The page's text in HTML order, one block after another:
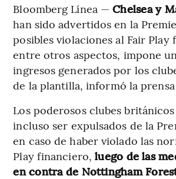
Bloomberg Línea —Chelsea y
han sido advertidos en la
posibles violaciones al Fair Play
entre otros aspectos, impone
ingresos generados por los
de la plantilla, informó la
Los poderosos clubes
incluso ser expulsados de la
en caso de haber violado las
Play financiero,luego de las
en contra de Nottingham